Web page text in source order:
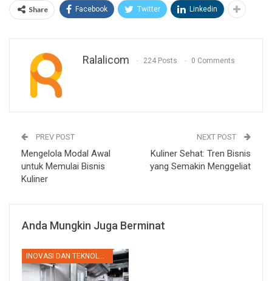
Share Facebook Twitter Linkedin
Ralalicom 224 Posts 0 Comments
PREV POST
Mengelola Modal Awal
untuk Memulai Bisnis
Kuliner
NEXT POST
Kuliner Sehat: Tren Bisnis
yang Semakin Menggeliat
Anda Mungkin Juga Berminat
INOVASI DAN TEKNOLOGI